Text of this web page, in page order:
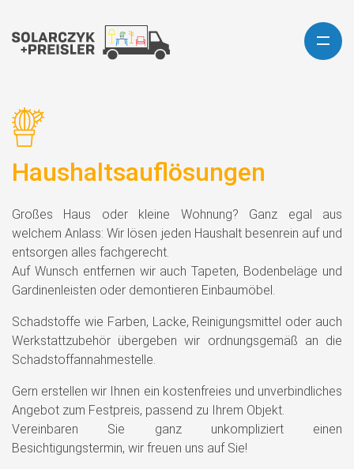
Haushaltsauflösungen
Großes Haus oder kleine Wohnung? Ganz egal aus
welchem Anlass: Wir lösen jeden Haushalt besenrein auf und
entsorgen alles fachgerecht.
Auf Wunsch entfernen wir auch Tapeten, Bodenbeläge und
Gardinenleisten oder demontieren Einbaumöbel.
Schadstoffe wie Farben, Lacke, Reinigungsmittel oder auch
Werkstattzubehör übergeben wir ordnungsgemäß an die
Schadstoffannahmestelle.
Gern erstellen wir Ihnen ein kostenfreies und unverbindliches
Angebot zum Festpreis, passend zu Ihrem Objekt.
Vereinbaren Sie ganz unkompliziert einen
Besichtigungstermin, wir freuen uns auf Sie!